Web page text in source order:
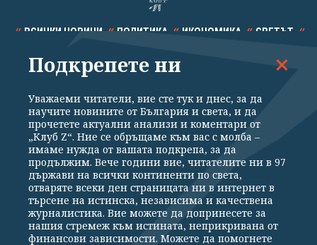
ВСИЧКИ НОВИНИ ПОЛИТИКА ИКОНОМИКА СВЕТЪТ
СПОРТ КУЛТУРА ТЕХНОЛОГИИ КАЛЕЙДОСКОП
Общи условия
Политика за поверителност
Реклама
Партньори Контакти
За Клуб Z
Екип
Подкрепете ни
Подкрепете ни
Уважаеми читатели, вие сте тук и днес, за да
научите новините от България и света, и да
прочетете актуални анализи и коментари от
„Клуб Z“. Ние се обръщаме към вас с молба –
имаме нужда от вашата подкрепа, за да
продължим. Вече години вие, читателите ни в 97
държави на всички континенти по света,
отваряте всеки ден страницата ни в интернет в
търсене на истинска, независима и качествена
журналистика. Вие можете да допринесете за
нашия стремеж към истината, неприкривана от
финансови зависимости. Можете да помогнете